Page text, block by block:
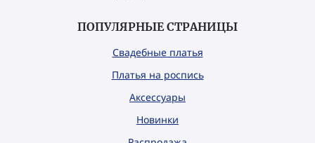
ПОПУЛЯРНЫЕ СТРАНИЦЫ
Свадебные платья
Платья на роспись
Аксессуары
Новинки